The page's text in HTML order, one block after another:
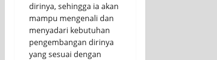
dirinya, sehingga ia akan
mampu mengenali dan
menyadari kebutuhan
pengembangan dirinya
yang sesuai dengan